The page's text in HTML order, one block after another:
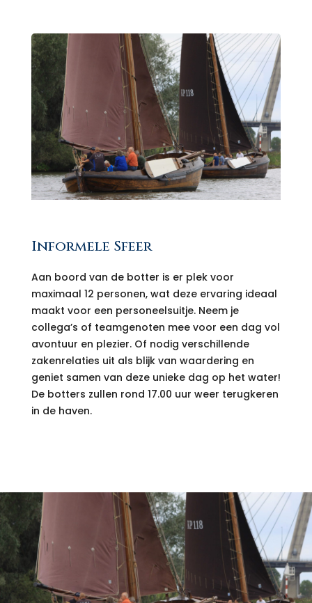
Informele Sfeer
Aan boord van de botter is er plek voor
maximaal 12 personen, wat deze ervaring ideaal
maakt voor een personeelsuitje. Neem je
collega’s of teamgenoten mee voor een dag vol
avontuur en plezier. Of nodig verschillende
zakenrelaties uit als blijk van waardering en
geniet samen van deze unieke dag op het water!
De botters zullen rond 17.00 uur weer terugkeren
in de haven.